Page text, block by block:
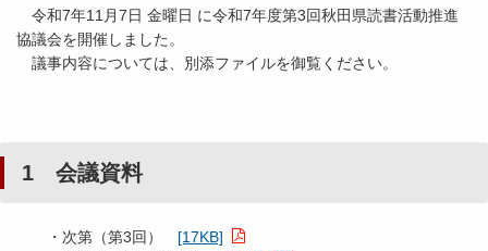
令和7年11月7日 金曜日 に令和7年度第3回秋田県読書活動推進
協議会を開催しました。
議事内容については、別添ファイルを御覧ください。
1 会議資料
・次第（第3回） [17KB]